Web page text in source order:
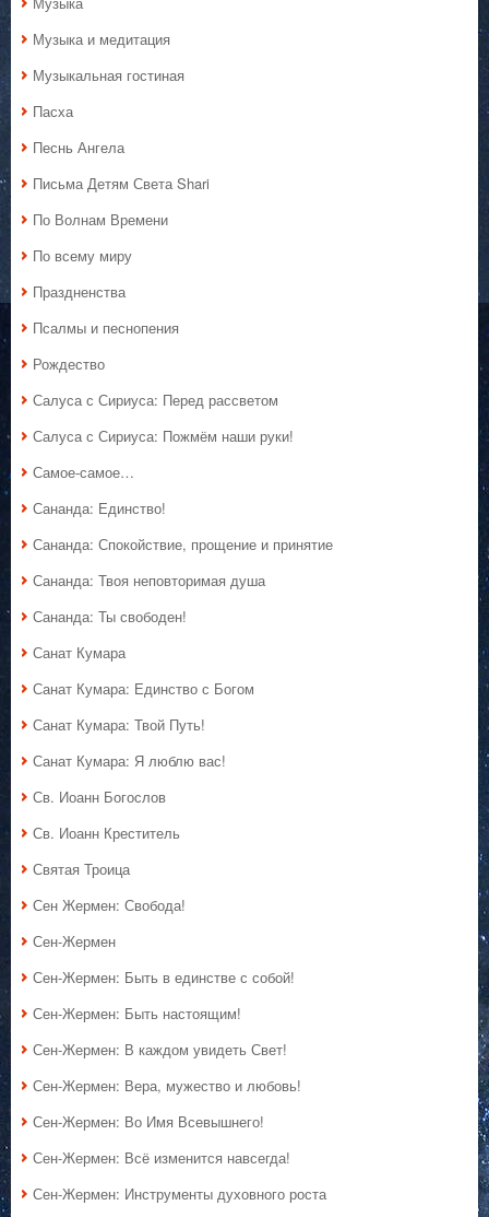
Музыка и медитация
Музыкальная гостиная
Пасха
Песнь Ангела
Письма Детям Света Shari
По Волнам Времени
По всему миру
Праздненства
Псалмы и песнопения
Рождество
Салуса с Сириуса: Перед рассветом
Салуса с Сириуса: Пожмём наши руки!
Самое-самое…
Сананда: Единство!
Сананда: Спокойствие, прощение и принятие
Сананда: Твоя неповторимая душа
Сананда: Ты свободен!
Санат Кумара
Санат Кумара: Единство с Богом
Санат Кумара: Твой Путь!
Санат Кумара: Я люблю вас!
Св. Иоанн Богослов
Св. Иоанн Креститель
Святая Троица
Сен Жермен: Свобода!
Сен-Жермен
Сен-Жермен: Быть в единстве с собой!
Сен-Жермен: Быть настоящим!
Сен-Жермен: В каждом увидеть Свет!
Сен-Жермен: Вера, мужество и любовь!
Сен-Жермен: Во Имя Всевышнего!
Сен-Жермен: Всё изменится навсегда!
Сен-Жермен: Инструменты духовного роста